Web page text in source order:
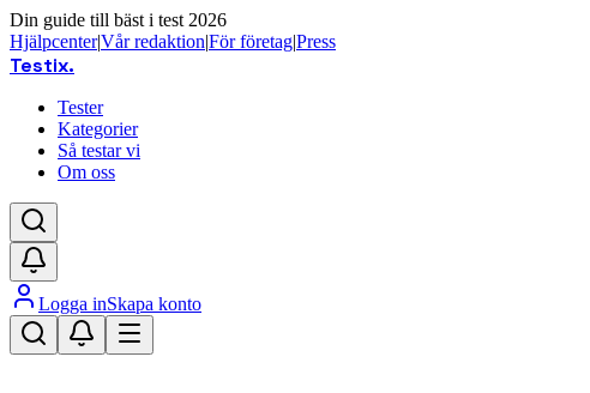
Din guide till bäst i test 2026
Hjälpcenter|Vår redaktion|För företag|Press
Testix.
Tester
Kategorier
Så testar vi
Om oss
Logga inSkapa konto